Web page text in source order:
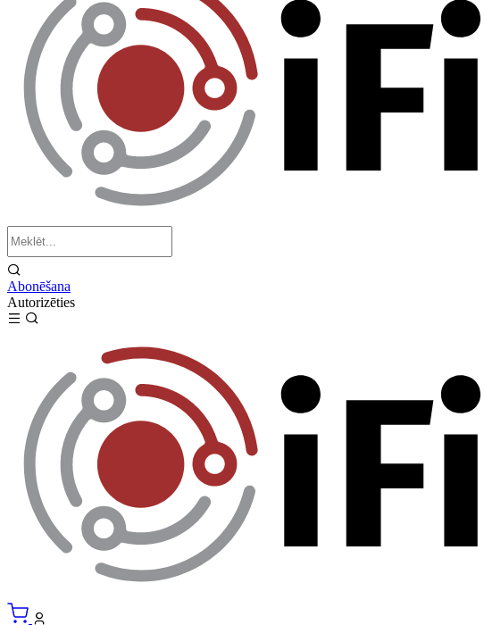
Abonēšana
Autorizēties